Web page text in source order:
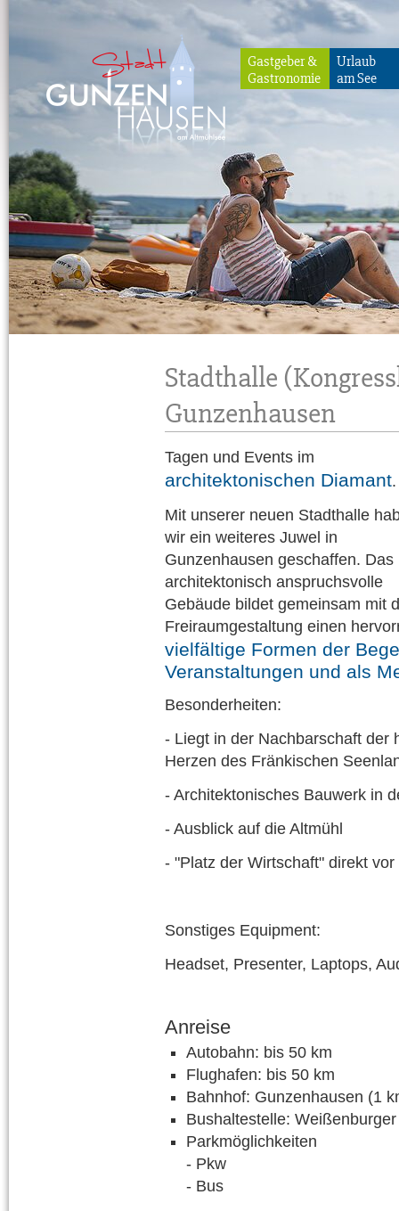
Gunzenhausen
Gastgeber &
Gastronomie
Urlaub
am See
Stadthalle
Gunzenhausen
Tagen und Events im
architektonischen Diamant.
Mit unserer neuen Stadthalle
wir ein weiteres Juwel in
Gunzenhausen geschaffen. Das
architektonisch anspruchsvolle
Gebäude bildet gemeinsam mit
Freiraumgestaltung einen
vielfältige Formen der
Veranstaltungen und als
Besonderheiten:
- Liegt in der Nachbarschaft der
Herzen des Fränkischen
- Architektonisches Bauwerk in
- Ausblick auf die Altmühl
- "Platz der Wirtschaft" direkt
Sonstiges Equipment:
Headset, Presenter, Laptops,
Anreise
Autobahn: bis 50 km
Flughafen: bis 50 km
Bahnhof: Gunzenhausen (1
Bushaltestelle:
Parkmöglichkeiten
- Pkw
- Bus